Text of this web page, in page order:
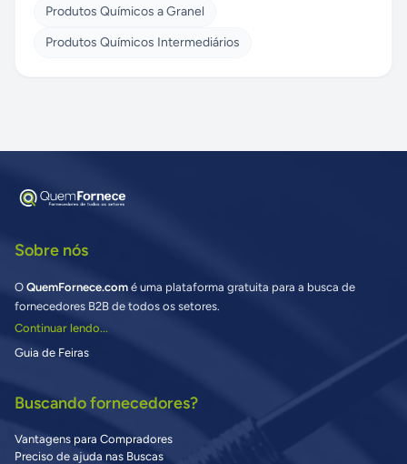
Produtos Químicos a Granel
Produtos Químicos Intermediários
Sobre nós
O QuemFornece.com é uma plataforma gratuita para a busca de
fornecedores B2B de todos os setores.
Continuar lendo...
Guia de Feiras
Buscando fornecedores?
Vantagens para Compradores
Preciso de ajuda nas Buscas